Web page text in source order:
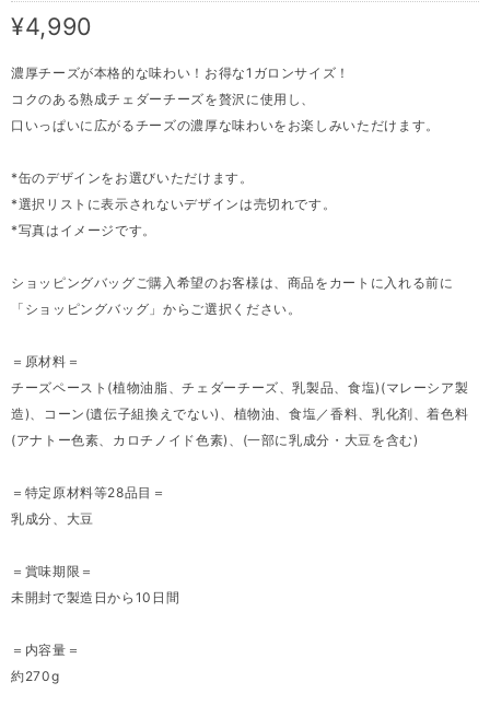
¥4,990
濃厚チーズが本格的な味わい！お得な1ガロンサイズ！
コクのある熟成チェダーチーズを贅沢に使用し、
口いっぱいに広がるチーズの濃厚な味わいをお楽しみいただけます。
*缶のデザインをお選びいただけます。
*選択リストに表示されないデザインは売切れです。
*写真はイメージです。
ショッピングバッグご購入希望のお客様は、商品をカートに入れる前に
「ショッピングバッグ」からご選択ください。
＝原材料＝
チーズペースト(植物油脂、チェダーチーズ、乳製品、食塩)(マレーシア製
造)、コーン(遺伝子組換えでない)、植物油、食塩／香料、乳化剤、着色料
(アナトー色素、カロチノイド色素)、(一部に乳成分・大豆を含む)
＝特定原材料等28品目＝
乳成分、大豆
＝賞味期限＝
未開封で製造日から10日間
＝内容量＝
約270g